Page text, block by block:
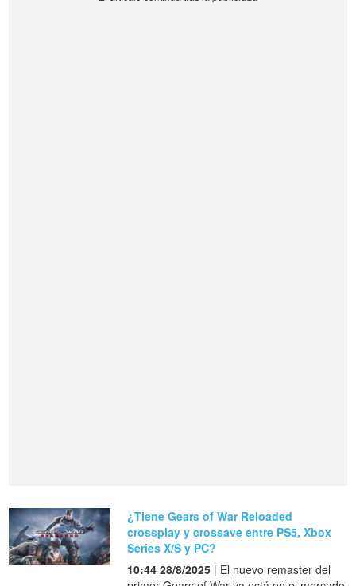
¿Tiene Gears of War Reloaded
crossplay y crossave entre PS5, Xbox
Series X/S y PC?
10:44 28/8/2025 | El nuevo remaster del